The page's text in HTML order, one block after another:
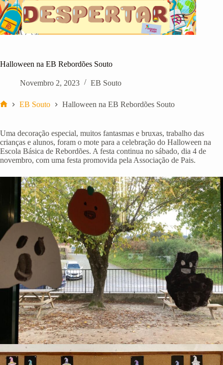
Pular
para
o
conteúdo
Halloween na EB Rebordões Souto
Novembro 2, 2023 EB Souto
EB Souto Halloween na EB Rebordões Souto
Uma decoração especial, muitos fantasmas e bruxas, trabalho das
crianças e alunos, foram o mote para a celebração do Halloween na
Escola Básica de Rebordões. A festa continua no sábado, dia 4 de
novembro, com uma festa promovida pela Associação de Pais.